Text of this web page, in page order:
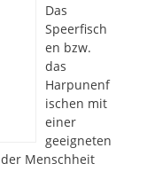
Das
Speerfisch
en bzw.
das
Harpunenf
ischen mit
einer
geeigneten
Menschheit